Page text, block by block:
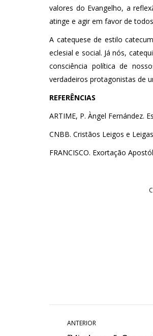
valores do Evangelho, a
atinge e agir em favor de
A catequese de estilo
eclesial e social. Já nós,
consciência política de
verdadeiros protagonistas de
REFERÊNCIAS
ARTIME, P. Àngel Fernández.
CNBB. Cristãos Leigos e
FRANCISCO. Exortação
ANTERIOR